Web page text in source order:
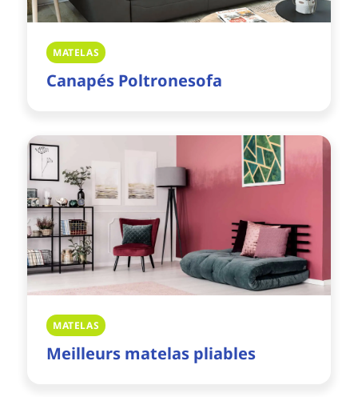
MATELAS
Canapés Poltronesofa
MATELAS
Meilleurs matelas pliables